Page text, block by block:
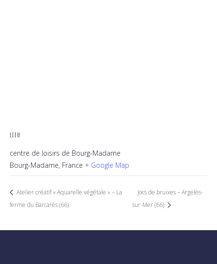
LIEU
centre de loisirs de Bourg-Madame
Bourg-Madame, France + Google Map
Atelier créatif « Aquarelle végétale » – La
ferme du Barcarès (66)
Jocs de bruixes – Argelès-
sur-Mer (66)